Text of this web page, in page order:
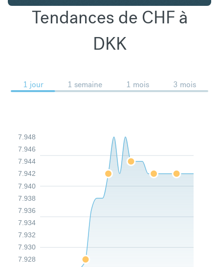
Tendances de CHF à
DKK
1 jour 1 semaine 1 mois 3 mois
7.928
7.930
7.932
7.934
7.936
7.938
7.940
7.942
7.944
7.946
7.948